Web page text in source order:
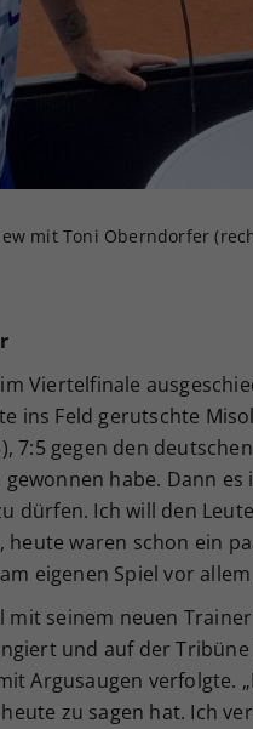
mit Toni Oberndorfer
Viertelfinale
ins Feld gerutschte
7:5 gegen den
gewonnen habe. Dann
dürfen. Ich will den
heute waren schon ein
eigenen Spiel vor
seinem neuen
und auf der
Argusaugen verfolgte.
zu sagen hat. Ich